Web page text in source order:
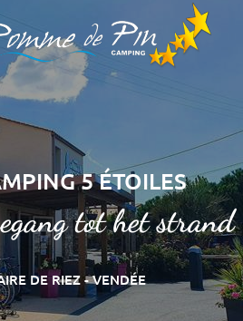
5 ÉTOILES
tot het strand
DE RIEZ - VENDÉE